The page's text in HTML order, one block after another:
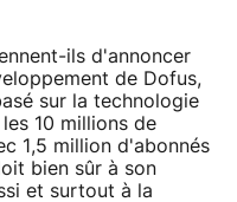
ils d'annoncer
de Dofus,
sur la technologie
10 millions de
1,5 million d'abonnés
bien sûr à son
et surtout à la